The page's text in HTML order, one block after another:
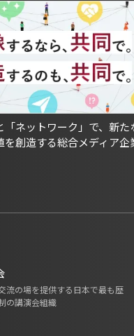
「ネットワーク」で、新た
を創造する総合メディア企
流の場を提供する日本で最も歴
の講演会組織